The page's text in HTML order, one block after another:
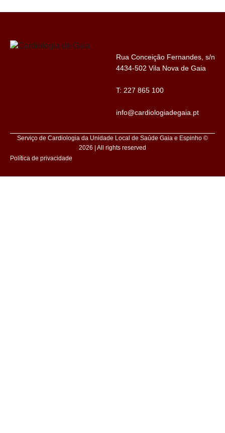
Rua Conceição Fernandes, s/n
4434-502 Vila Nova de Gaia
T: 227 865 100
info@cardiologiadegaia.pt
Serviço de Cardiologia da Unidade Local de Saúde Gaia e Espinho ©
2026 | All rights reserved
Política de privacidade